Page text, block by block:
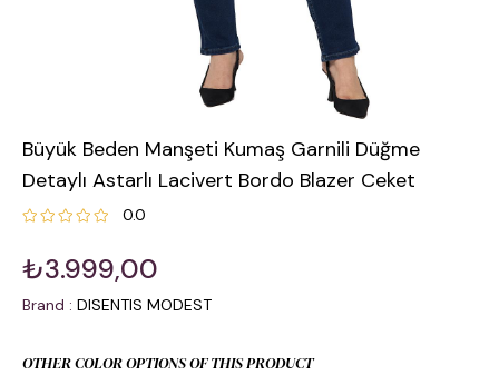
Büyük Beden Manşeti Kumaş Garnili Düğme
Detaylı Astarlı Lacivert Bordo Blazer Ceket
0.0
₺3.999,00
Brand : DISENTIS MODEST
OTHER COLOR OPTIONS OF THIS PRODUCT